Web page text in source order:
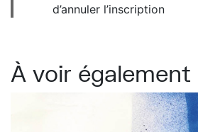
d’annuler l’inscription
À voir également